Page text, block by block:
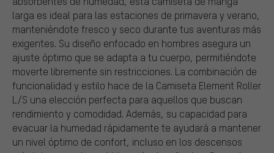
larga es ideal para las estaciones de primavera y verano,
manteniéndote fresco y seco durante tus aventuras más
exigentes. Su diseño enfocado en hombres asegura un
ajuste óptimo que se adapta a tu cuerpo, permitiéndote
moverte libremente sin restricciones. La combinación de
funcionalidad y estilo hace de la Camiseta Element Roller
L/S una elección perfecta para aquellos que buscan
rendimiento y comodidad. Además, su capacidad para
evacuar la humedad rápidamente te ayudará a mantener
un nivel óptimo de confort, incluso en los descensos